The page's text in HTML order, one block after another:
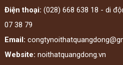
Điện thoại: (028) 668 638 18 - di
07 38 79
Email:
Website: noithatquangdong.vn